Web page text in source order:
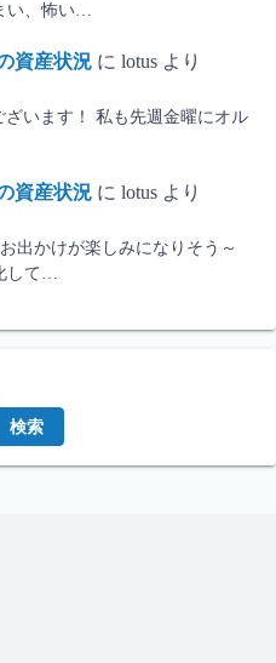
い、怖い…
資産状況 に lotus より
ざいます！ 私も先週金曜にオル
資産状況 に lotus より
出かけが楽しみになりそう～
して…
検索